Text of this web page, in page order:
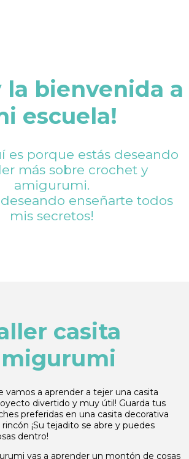
la bienvenida a
escuela!
es porque estás deseando
más sobre crochet y
amigurumi.
deseando enseñarte todos
mis secretos!
casita
vamos a aprender a tejer una casita
divertido y muy útil! Guarda tus
preferidas en una casita decorativa
¡Su tejadito se abre y puedes
dentro!
vas a aprender un montón de cosas